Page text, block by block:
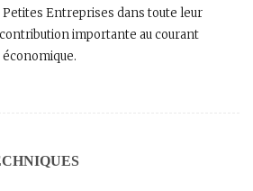
Entreprises dans toute leur
importante au courant